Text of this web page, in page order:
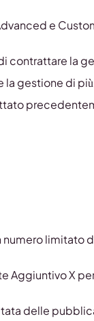
e
contrattare la
gestione di
limitato
Aggiuntivo X
delle